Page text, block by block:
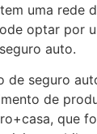
uma
optar por
auto.
seguro
de
que